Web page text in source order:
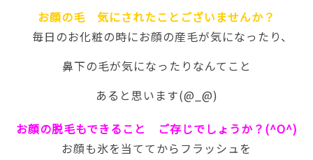
お顔の毛 気にされたことございませんか？
毎日のお化粧の時にお顔の産毛が気になったり、
鼻下の毛が気になったりなんてこと
あると思います(@_@)
お顔の脱毛もできること ご存じでしょうか？(^O^)
お顔も氷を当ててからフラッシュを